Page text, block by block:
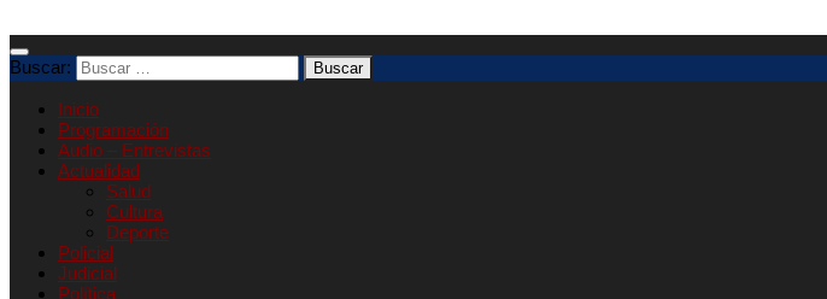
Buscar:
Inicio
Programación
Audio – Entrevistas
Actualidad
Salud
Cultura
Deporte
Policial
Judicial
Política